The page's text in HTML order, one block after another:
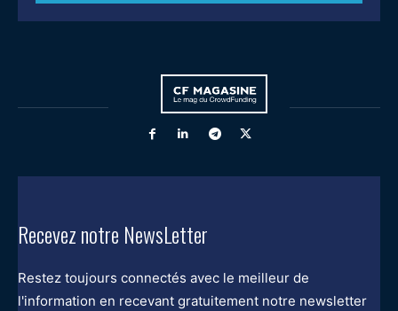
Recevez notre NewsLetter
Restez toujours connectés avec le meilleur de
l'information en recevant gratuitement notre newsletter